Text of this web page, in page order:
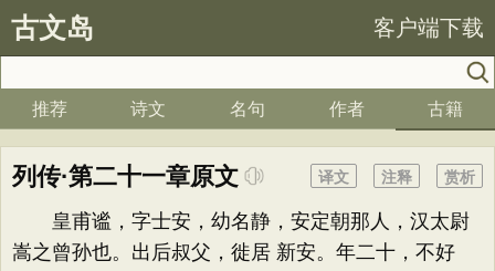
古文岛 客户端下载
推荐 诗文 名句 作者 古籍
列传·第二十一章原文 赏析
注释
译文
皇甫谧，字士安，幼名静，安定朝那人，汉太尉
嵩之曾孙也。出后叔父，徙居 新安。年二十，不好